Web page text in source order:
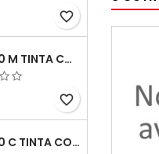
favorite_border
PFI-050 M TINTA COMPATÍVEL MAGENTA
favorite_border
PFI-050 C TINTA COMPATÍVEL CIANO